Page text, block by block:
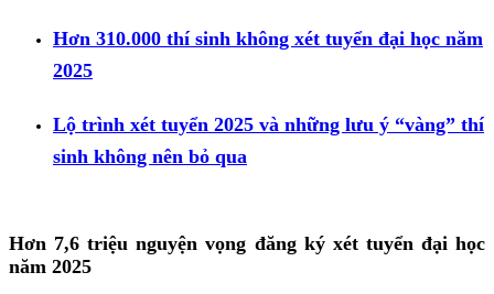
Hơn 310.000 thí sinh không xét tuyển đại học năm
2025
Lộ trình xét tuyển 2025 và những lưu ý “vàng” thí
sinh không nên bỏ qua
Hơn 7,6 triệu nguyện vọng đăng ký xét tuyển đại học
năm 2025